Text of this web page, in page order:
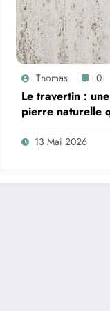
Thomas 0
Le travertin : une
pierre naturelle
ressemble à
autre13 Mai 2026